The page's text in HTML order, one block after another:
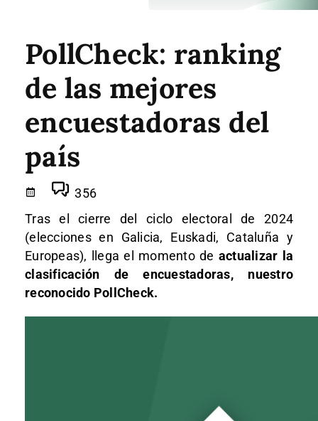
PollCheck: ranking
de las mejores
encuestadoras del
país
356
Tras el cierre del ciclo electoral de 2024
(elecciones en Galicia, Euskadi, Cataluña y
Europeas), llega el momento de actualizar la
clasificación de encuestadoras, nuestro
reconocido PollCheck.